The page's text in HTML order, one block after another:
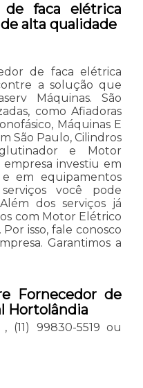
de faca elétrica
alta qualidade
de faca elétrica
a solução que
Máquinas. São
como Afiadoras
Máquinas E
São Paulo, Cilindros
e Motor
empresa investiu em
e em equipamentos
você pode
dos serviços já
com Motor Elétrico
isso, fale conosco
Garantimos a
Fornecedor de
Hortolândia
, (11) 99830-5519 ou